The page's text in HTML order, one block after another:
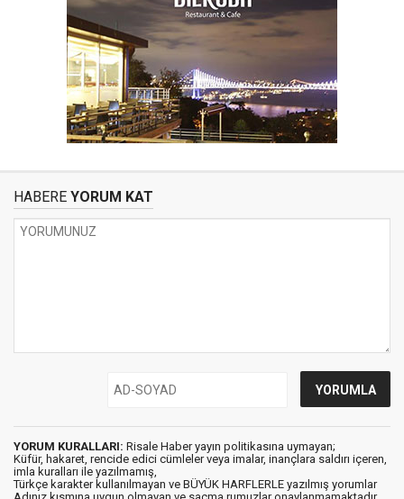
HABERE YORUM KAT
YORUM KURALLARI: Risale Haber yayın politikasına uymayan;
Küfür, hakaret, rencide edici cümleler veya imalar, inançlara saldırı içeren,
imla kuralları ile yazılmamış,
Türkçe karakter kullanılmayan ve BÜYÜK HARFLERLE yazılmış yorumlar